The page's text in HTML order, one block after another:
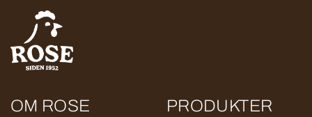
OM ROSE
PRODUKTER